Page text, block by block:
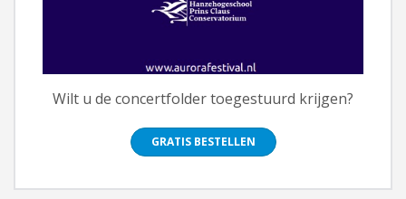
Wilt u de concertfolder toegestuurd krijgen?
GRATIS BESTELLEN